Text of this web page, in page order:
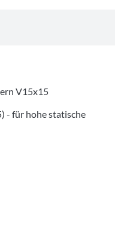
V15x15
- für hohe statische